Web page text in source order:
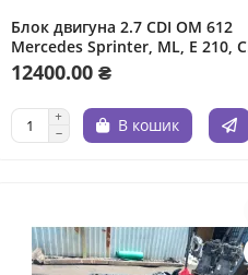
Блок двигуна 2.7 CDI OM 612
Mercedes Sprinter, ML, E 210, C
270, 2002, дизель, 2.7 л.
12400.00 ₴
В кошик